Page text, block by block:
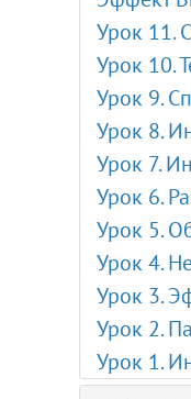
Урок 11.
Урок 10.
Урок 9.
Урок 8.
Урок 7.
Урок 6.
Урок 5.
Урок 4.
Урок 3.
Урок 2.
Урок 1.